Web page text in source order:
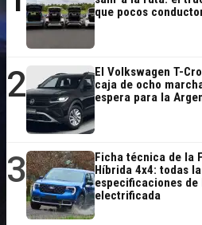
que pocos
2
El Volkswagen T-
caja de ocho
espera para la
3
Ficha técnica de la
Híbrida 4x4: todas
especificaciones
electrificada